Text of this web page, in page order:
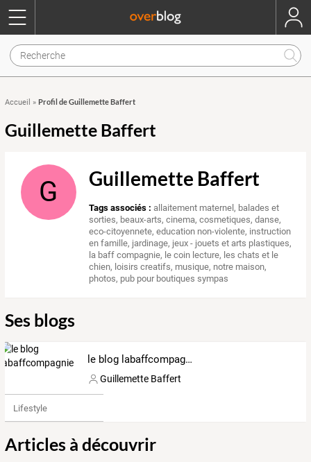
Accueil » Profil de Guillemette Baffert
Guillemette Baffert
G Guillemette Baffert
Tags associés : allaitement maternel, balades et
sorties, beaux-arts,cinema,cosmetiques,danse,
eco-citoyennete,education non-violente, instruction
en famille, jardinage, jeux - jouets et arts plastiques,
la baff compagnie, le coin lecture, les chats et le
chien, loisirs creatifs, musique, notre maison,
photos, pub pour boutiques sympas
Ses blogs
le blog labaffcompagnie
Guillemette Baffert
Lifestyle
Articles à découvrir